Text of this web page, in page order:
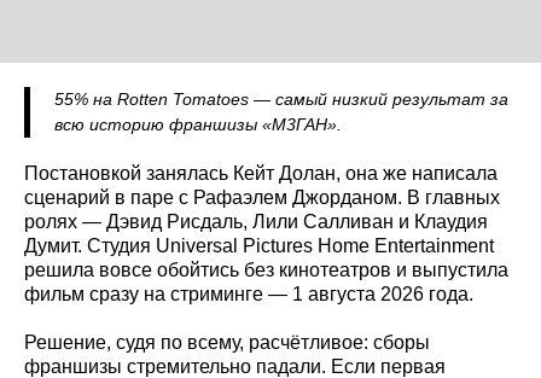
55% на Rotten Tomatoes — самый низкий результат за
всю историю франшизы «М3ГАН».
Постановкой занялась Кейт Долан, она же написала
сценарий в паре с Рафаэлем Джорданом. В главных
ролях — Дэвид Рисдаль, Лили Салливан и Клаудия
Думит. Студия Universal Pictures Home Entertainment
решила вовсе обойтись без кинотеатров и выпустила
фильм сразу на стриминге — 1 августа 2026 года.
Решение, судя по всему, расчётливое: сборы
франшизы стремительно падали. Если первая